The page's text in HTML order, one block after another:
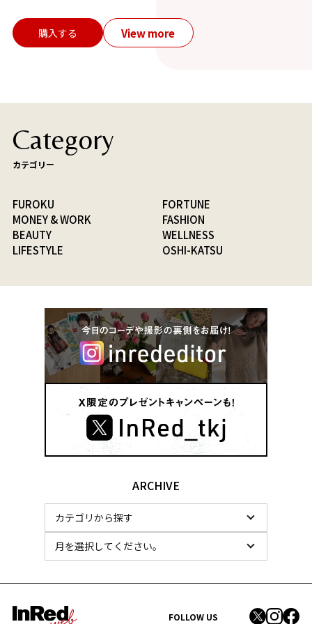
購入する View more
Category
カテゴリー
FUROKU
FORTUNE
MONEY & WORK
FASHION
BEAUTY
WELLNESS
LIFESTYLE
OSHI-KATSU
ARCHIVE
FOLLOW US